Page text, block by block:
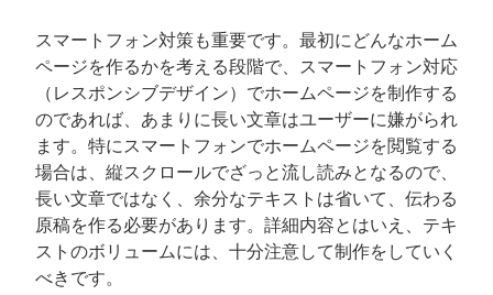
スマートフォン対策も重要です。最初にどんなホーム
ページを作るかを考える段階で、スマートフォン対応
（レスポンシブデザイン）でホームページを制作する
のであれば、あまりに長い文章はユーザーに嫌がられ
ます。特にスマートフォンでホームページを閲覧する
場合は、縦スクロールでざっと流し読みとなるので、
長い文章ではなく、余分なテキストは省いて、伝わる
原稿を作る必要があります。詳細内容とはいえ、テキ
ストのボリュームには、十分注意して制作をしていく
べきです。